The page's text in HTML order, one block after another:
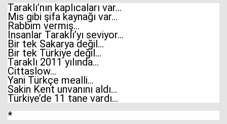
Taraklı’nın kaplıcaları var…
Mis gibi şifa kaynağı var…
Rabbim vermiş…
İnsanlar Taraklı’yı seviyor…
Bir tek Sakarya değil…
Bir tek Türkiye değil…
Taraklı 2011 yılında…
Cittaslow…
Yani Türkçe mealli…
Sakin Kent unvanını aldı…
Türkiye’de 11 tane vardı…
*